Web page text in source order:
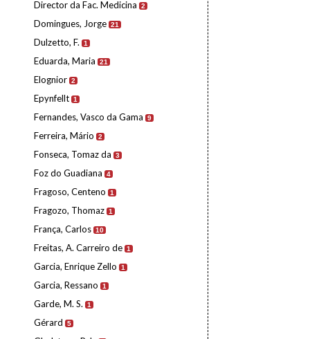
Director da Fac. Medicina 2
Domingues, Jorge 21
Dulzetto, F. 1
Eduarda, Maria 21
Elognior 2
Epynfellt 1
Fernandes, Vasco da Gama 9
Ferreira, Mário 2
Fonseca, Tomaz da 3
Foz do Guadiana 4
Fragoso, Centeno 1
Fragozo, Thomaz 1
França, Carlos 10
Freitas, A. Carreiro de 1
Garcia, Enrique Zello 1
Garcia, Ressano 1
Garde, M. S. 1
Gérard 5